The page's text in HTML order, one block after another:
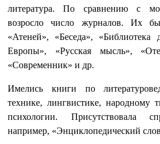
литература. По сравнению с
возросло число журналов. Их
«Атеней», «Беседа», «Библиотека
Европы», «Русская мысль»,
«Современник» и др.
Имелись книги по
технике, лингвистике, народному
психологии. Присутствовала
например, «Энциклопедический